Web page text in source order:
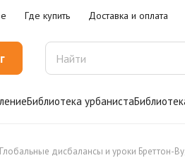
Где купить Доставка и оплата
Библиотека урбаниста
Глобальные дисбалансы и уроки Бреттон-